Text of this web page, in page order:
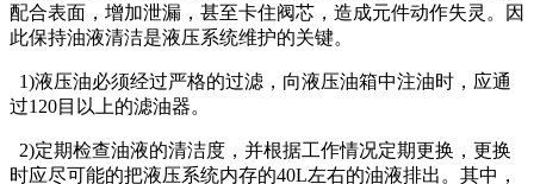
配合表面，增加泄漏，甚至卡住阀芯，造成元件动作失灵。因
此保持油液清洁是液压系统维护的关键。
1)液压油必须经过严格的过滤，向液压油箱中注油时，应通
过120目以上的滤油器。
2)定期检查油液的清洁度，并根据工作情况定期更换，更换
时应尽可能的把液压系统内存的40L左右的油液排出。其中，